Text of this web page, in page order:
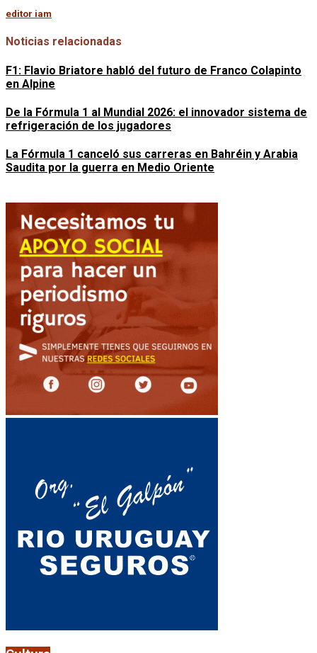
editor iam
Noticias relacionadas
F1: Flavio Briatore habló del futuro de Franco Colapinto
en Alpine
De la Fórmula 1 al Mundial 2026: el innovador sistema de
refrigeración de los jugadores
La Fórmula 1 canceló sus carreras en Bahréin y Arabia
Saudita por la guerra en Medio Oriente